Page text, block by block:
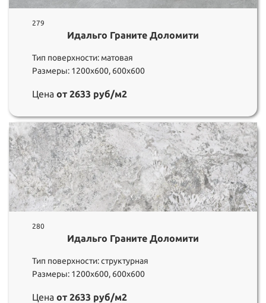
279
Идальго Граните Доломити
Тип поверхности: матовая
Размеры: 1200х600, 600х600
Цена от 2633 руб/м2
280
Идальго Граните Доломити
Тип поверхности: структурная
Размеры: 1200х600, 600х600
Цена от 2633 руб/м2